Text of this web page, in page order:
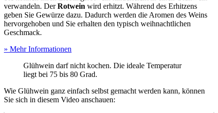
verwandeln. DerRotwein wird erhitzt. Während des Erhitzens
geben Sie Gewürze dazu. Dadurch werden die Aromen des Weins
hervorgehoben und Sie erhalten den typisch weihnachtlichen
Geschmack.
» Mehr Informationen
Glühwein darf nicht kochen. Die ideale Temperatur
liegt bei 75 bis 80 Grad.
Wie Glühwein ganz einfach selbst gemacht werden kann, können
Sie sich in diesem Video anschauen: